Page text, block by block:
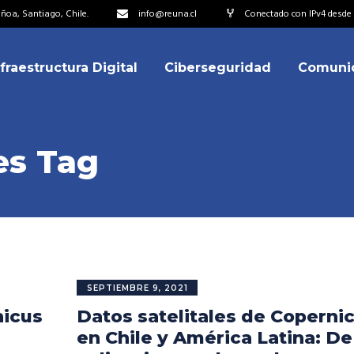
Santiago, Chile. info@reuna.cl Conectado con IPv4 desde
de Colaboración
Digital Ciberseguridad
integrarse a REUNA
Tag
SEPTIEMBRE 9, 2021
Datos satelitales de
en Chile y América Latina: